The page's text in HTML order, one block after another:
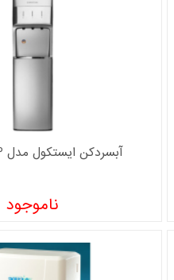
آبسردکن ايستکول مدل TM-SG400P
ناموجود